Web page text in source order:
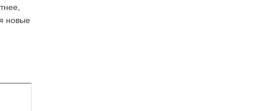
новые